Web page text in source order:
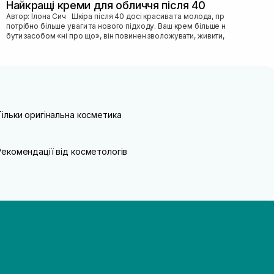
Найкращі креми для обличчя після 40
Автор: Ілона Сич Шкіра після 40 досі красива та молода, просто їй
потрібно більше уваги та нового підходу. Ваш крем більше не може
бути засобом «ні про що», він повинен зволожувати, живити, покр...
оригінальна косметика
від косметологів